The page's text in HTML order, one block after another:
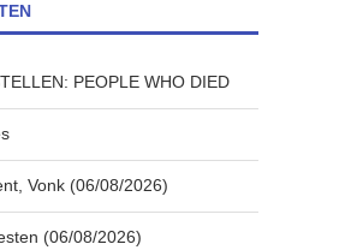
PEOPLE WHO DIED
Vonk (06/08/2026)
(06/08/2026)